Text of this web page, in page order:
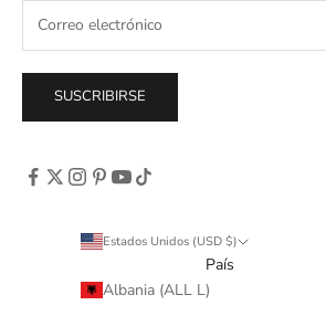
SUSCRIBIRSE
Estados Unidos (USD $)
País
Albania (ALL L)